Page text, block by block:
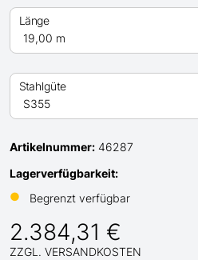
Länge
Stahlgüte
Artikelnummer: 46287
Lagerverfügbarkeit:
●
Begrenzt verfügbar
2.384,31 €
ZZGL. VERSANDKOSTEN